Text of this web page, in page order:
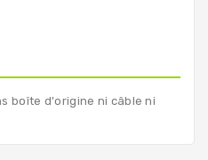
boîte d'origine ni câble ni